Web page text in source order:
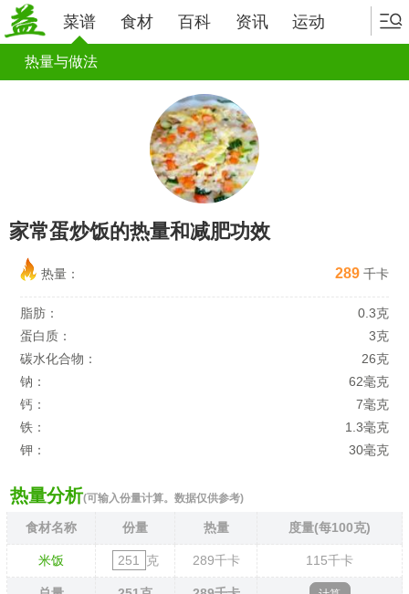
菜谱 食材 百科 资讯 运动
热量与做法
家常蛋炒饭的热量和减肥功效
热量： 289 千卡
脂肪：
0.3克
蛋白质：
3克
碳水化合物：
26克
钠：
62毫克
钙：
7毫克
铁：
1.3毫克
钾：
30毫克
热量分析(可输入份量计算。数据仅供参考)
食材名称 份量 热量 度量(每100克)
米饭 克 289千卡 115千卡